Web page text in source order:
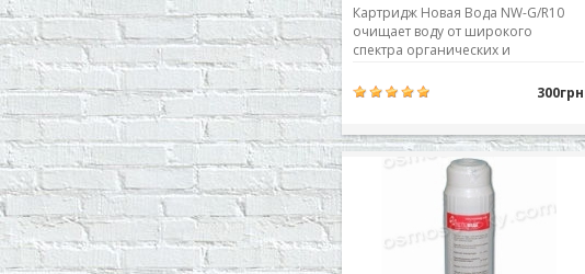
Картридж Новая Вода NW-G/R10
очищает воду от широкого
спектра органических и
(свободный хлор,
нефтепродукты и их производные),
снижает общую жесткость,
предотвращает образование
накипи, улучшает вкус, цвет и запах
300грн